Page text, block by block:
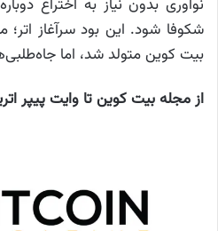
نوآوری بدون نیاز به اختراع
شکوفا شود. این بود سرآغاز
بیت کوین متولد شد، اما
از مجله بیت کوین تا وایت پیپر